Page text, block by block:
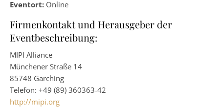
Eventort: Online
Firmenkontakt und Herausgeber der
Eventbeschreibung:
MIPI Alliance
Münchener Straße 14
85748 Garching
Telefon: +49 (89) 360363-42
http://mipi.org